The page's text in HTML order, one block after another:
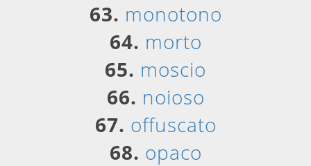
63. monotono
64. morto
65. moscio
66. noioso
67. offuscato
68. opaco